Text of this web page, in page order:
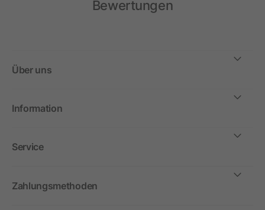
Bewertungen
Über uns
Information
Service
Zahlungsmethoden